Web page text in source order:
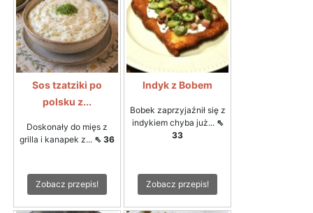
Sos tzatziki po
polsku z...
Doskonały do mięs z
grilla i kanapek z... ⇖ 36
Zobacz przepis!
Indyk z Bobem
Bobek zaprzyjaźnił się z
indykiem chyba już... ⇖
33
Zobacz przepis!